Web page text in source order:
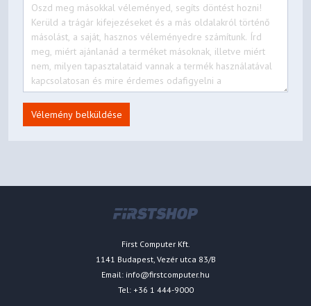
Igen
Olvasó mód
Igen
FPS számláló
Igen
DisplayHDR™ 600
Vélemény belküldése
First Computer Kft.
1141 Budapest, Vezér utca 83/B
Email: info@firstcomputer.hu
Tel: +36 1 444-9000